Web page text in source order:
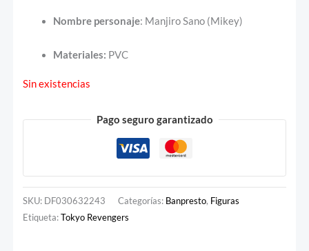
Nombre personaje: Manjiro Sano (Mikey)
Materiales: PVC
Sin existencias
Pago seguro garantizado
SKU: DF030632243 Categorías: Banpresto, Figuras
Etiqueta:Tokyo Revengers